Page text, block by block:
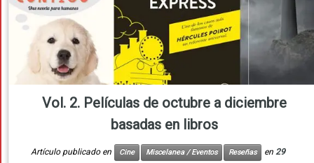
Vol. 2. Películas de octubre a diciembre
basadas en libros
Artículo publicado en Cine Miscelanea / Eventos Reseñas en 29